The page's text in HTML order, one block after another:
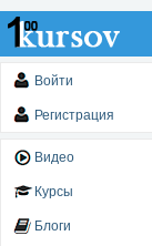
Войти
Регистрация
Видео
Курсы
Блоги